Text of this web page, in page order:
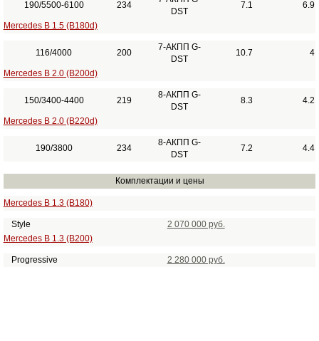
190/5500-6100 234
DST
7.1 6.9
Mercedes B 1.5 (B180d)
116/4000 200
7-АКПП G-
DST
10.7 4
Mercedes B 2.0 (B200d)
150/3400-4400 219
8-АКПП G-
DST
8.3 4.2
Mercedes B 2.0 (B220d)
190/3800 234
8-АКПП G-
DST
7.2 4.4
Комплектации и цены
Mercedes B 1.3 (B180)
Style
2 070 000 руб.
Mercedes B 1.3 (B200)
Progressive 2 280 000 руб.